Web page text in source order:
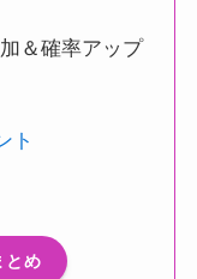
＆確率アップ
ト
とめ